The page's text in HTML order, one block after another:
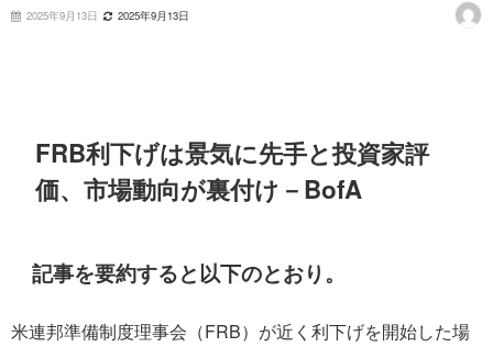
2025年9月13日 2025年9月13日
FRB利下げは景気に先手と投資家評
価、市場動向が裏付け－BofA
記事を要約すると以下のとおり。
米連邦準備制度理事会（FRB）が近く利下げを開始した場